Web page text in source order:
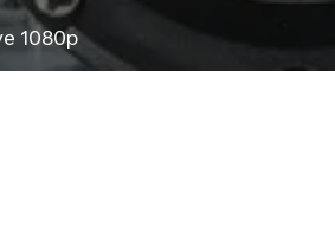
1080p